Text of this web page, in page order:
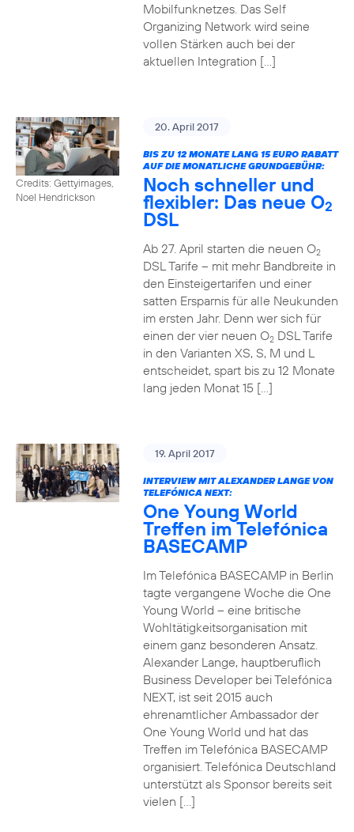
Mobilfunknetzes. Das Self
Organizing Network wird seine
vollen Stärken auch bei der
aktuellen Integration […]
Credits: Gettyimages,
Noel Hendrickson
20. April 2017
BIS ZU 12 MONATE LANG 15 EURO RABATT
AUF DIE MONATLICHE GRUNDGEBÜHR:
Noch schneller und
flexibler: Das neue O2
DSL
Ab 27. April starten die neuen O2
DSL Tarife – mit mehr Bandbreite in
den Einsteigertarifen und einer
satten Ersparnis für alle Neukunden
im ersten Jahr. Denn wer sich für
einen der vier neuen O2DSL Tarife
in den Varianten XS, S, M und L
entscheidet, spart bis zu 12 Monate
lang jeden Monat 15 […]
19. April 2017
INTERVIEW MIT ALEXANDER LANGE VON
TELEFÓNICA NEXT:
One Young World
Treffen im Telefónica
BASECAMP
Im Telefónica BASECAMP in Berlin
tagte vergangene Woche die One
Young World – eine britische
Wohltätigkeitsorganisation mit
einem ganz besonderen Ansatz.
Alexander Lange, hauptberuflich
Business Developer bei Telefónica
NEXT, ist seit 2015 auch
ehrenamtlicher Ambassador der
One Young World und hat das
Treffen im Telefónica BASECAMP
organisiert. Telefónica Deutschland
unterstützt als Sponsor bereits seit
vielen […]